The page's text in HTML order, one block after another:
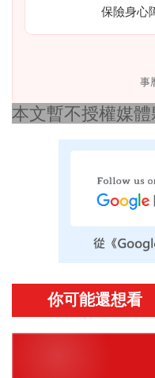
保險身心
資料來
事
本文暫不授權媒體